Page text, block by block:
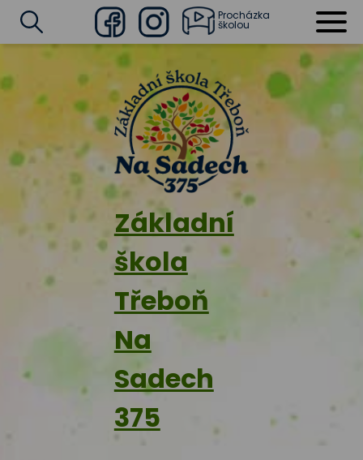
Základní
škola
Třeboň
Na
Sadech
375
FacebookInstagram
Procházka
školou